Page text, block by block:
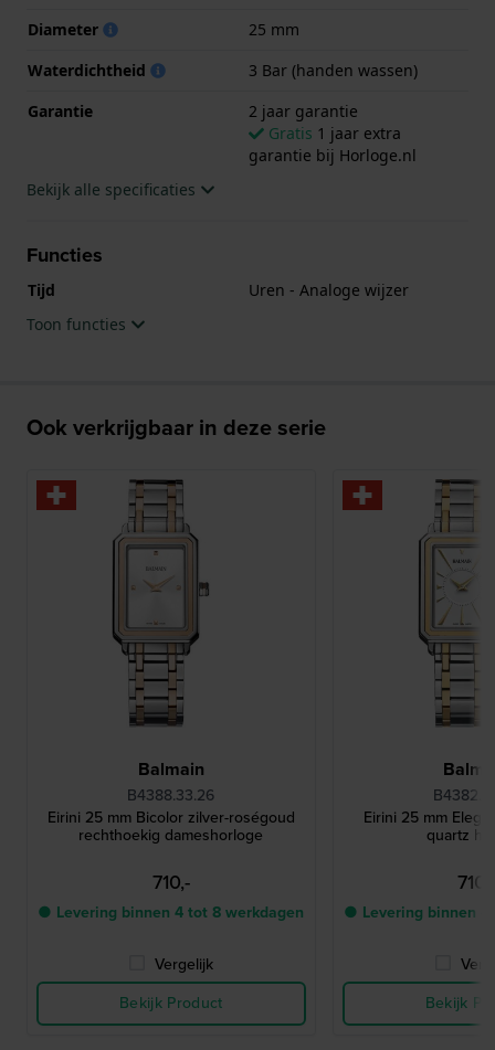
.Diameter
25 mm
Waterdichtheid
3 Bar (handen wassen)
Garantie
2 jaar garantie
Gratis 1 jaar extra
garantie bij Horloge.nl
Bekijk alle specificaties
Functies
Tijd
Uren - Analoge wijzer
Toon functies
Ook verkrijgbaar in deze serie
Balmain
B4388.33.26
Eirini 25 mm Bicolor zilver-roségoud
rechthoekig dameshorloge
710,-
● Levering binnen 4 tot 8 werkdagen
Vergelijk
Bekijk Product
Eirini 25 mm
quartz
710,-
● Levering binnen
Bekijk